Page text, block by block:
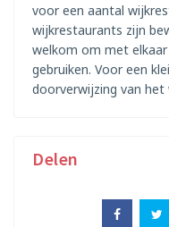
voor een aantal
wijkrestaurants zijn
welkom om met
gebruiken. Voor een
doorverwijzing van het
Delen